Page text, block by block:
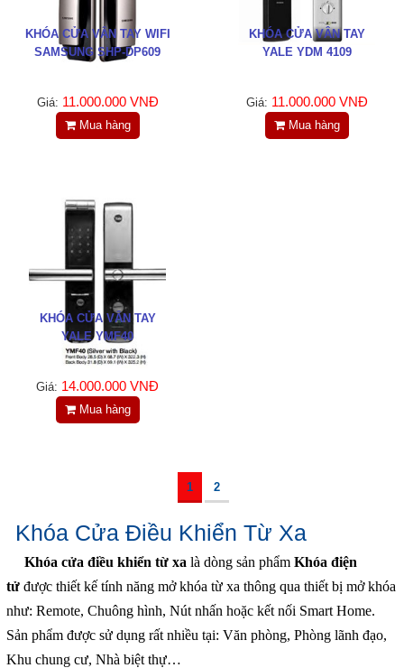
KHÓA CỬA VÂN TAY WIFI
SAMSUNG SHP-DP609
Giá: 11.000.000 VNĐ
Mua hàng
KHÓA CỬA VÂN TAY
YALE YDM 4109
Giá: 11.000.000 VNĐ
Mua hàng
KHÓA CỬA VÂN TAY
YALE YMF40
Giá: 14.000.000 VNĐ
Mua hàng
1 2
Khóa Cửa Điều Khiển Từ Xa
Khóa cửa điều khiển từ xa là dòng sản phẩm Khóa điện
tử được thiết kế tính năng mở khóa từ xa thông qua thiết bị mở khóa
như: Remote, Chuông hình, Nút nhấn hoặc kết nối Smart Home.
Sản phẩm được sử dụng rất nhiều tại: Văn phòng, Phòng lãnh đạo,
Khu chung cư, Nhà biệt thự…